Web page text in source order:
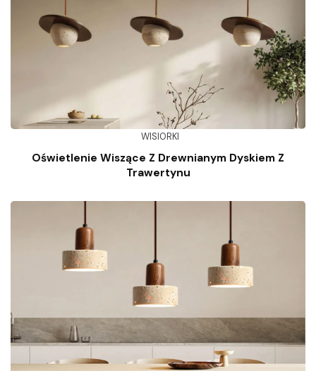
WISIORKI
Oświetlenie Wiszące Z Drewnianym Dyskiem Z
Trawertynu